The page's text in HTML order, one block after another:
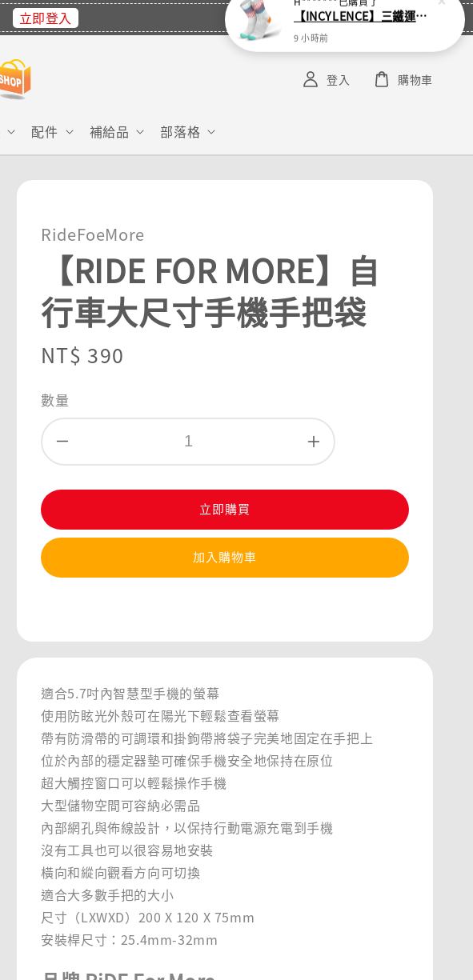
立即登入
配件 補給品 部落格
登入 購物車
RideFoeMore
【RIDE FOR MORE】自
行車大尺寸手機手把袋
Regular
NT$ 390
數量
立即購買
加入購物車
適合5.7吋內智慧型手機的螢幕
使用防眩光外殼可在陽光下輕鬆查看螢幕
帶有防滑帶的可調環和掛鉤帶將袋子完美地固定在手把上
位於內部的穩定器墊可確保手機安全地保持在原位
超大觸控窗口可以輕鬆操作手機
大型儲物空間可容納必需品
內部網孔與佈線設計，以保持行動電源充電到手機
沒有工具也可以很容易地安裝
橫向和縱向觀看方向可切換
適合大多數手把的大小
尺寸（LXWXD）200 X 120 X 75mm
安裝桿尺寸：25.4mm-32mm
H*******已購買了